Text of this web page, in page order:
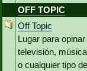
OFF TOPIC
Off Topic
Lugar para
televisión,
o cualquier tipo